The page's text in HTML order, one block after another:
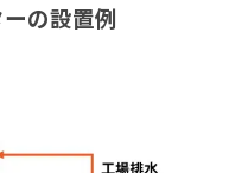
の設置例